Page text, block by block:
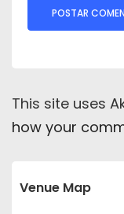
This site uses
how your
Venue Map